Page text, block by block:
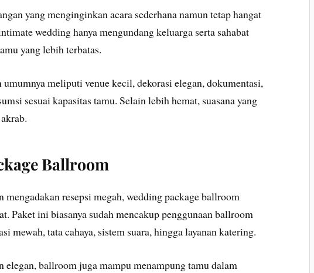
yang menginginkan acara sederhana namun tetap hangat
wedding hanya mengundang keluarga serta sahabat
yang lebih terbatas.
meliputi venue kecil, dekorasi elegan, dokumentasi,
sesuai kapasitas tamu. Selain lebih hemat, suasana yang
Ballroom
mengadakan resepsi megah, wedding package ballroom
Paket ini biasanya sudah mencakup penggunaan ballroom
mewah, tata cahaya, sistem suara, hingga layanan katering.
elegan, ballroom juga mampu menampung tamu dalam